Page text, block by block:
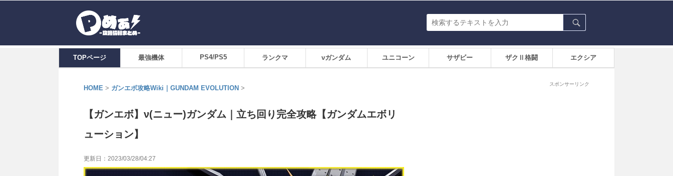
TOPページ 最強機体 PS4/PS5 ランクマ νガンダム ユニコーン サザビー ザクⅡ格闘 エクシア
HOME > ガンエボ攻略Wiki｜GUNDAM EVOLUTION >
【ガンエボ】ν(ニュー)ガンダム｜立ち回り完全攻略【ガンダムエボリ
ューション】
更新日： 2023/03/28/04:27
スポンサーリンク